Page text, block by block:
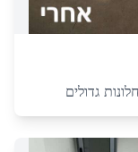
גדולים